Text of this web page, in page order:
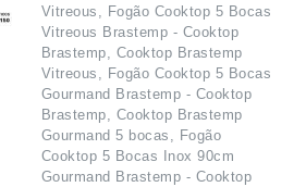
Vitreous, Fogão Cooktop 5 Bocas
Vitreous Brastemp - Cooktop
Brastemp, Cooktop Brastemp
Vitreous, Fogão Cooktop 5 Bocas
Gourmand Brastemp - Cooktop
Brastemp, Cooktop Brastemp
Gourmand 5 bocas, Fogão
Cooktop 5 Bocas Inox 90cm
Gourmand Brastemp - Cooktop